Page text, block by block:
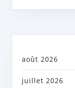
août 2026
juillet 2026